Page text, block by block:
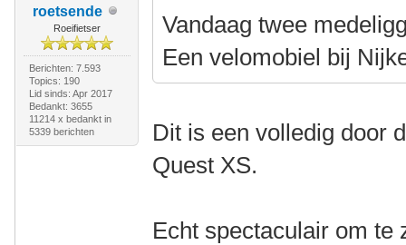
roetsende
Roeifietser
Berichten: 7.593
Topics: 190
Lid sinds: Apr 2017
Bedankt: 3655
11214 x bedankt in
5339 berichten
Vandaag twee
Een velomobiel bij
Dit is een volledig door
Quest XS.
Echt spectaculair om te